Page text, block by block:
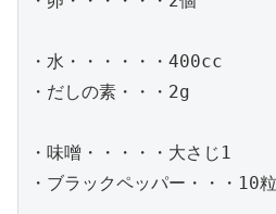
・水・・・・・・400cc
・だしの素・・・2g
・味噌・・・・・大さじ1
・ブラックペッパー・・・